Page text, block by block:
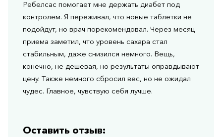
Ребелсас помогает мне держать диабет под
контролем. Я переживал, что новые таблетки не
подойдут, но врач порекомендовал. Через месяц
приема заметил, что уровень сахара стал
стабильным, даже снизился немного. Вещь,
конечно, не дешевая, но результаты оправдывают
цену. Также немного сбросил вес, но не ожидал
чудес. Главное, чувствую себя лучше.
Оставить отзыв: